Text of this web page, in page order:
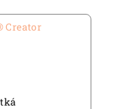
Creator